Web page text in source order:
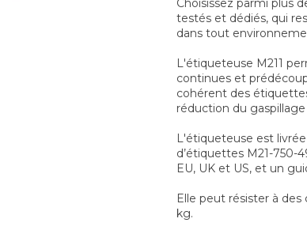
Choisissez parmi plus
testés et dédiés, qui
dans tout
L'étiqueteuse M211
continues et
cohérent des
réduction du
L'étiqueteuse est
d’étiquettes M21-750-
EU, UK et US, et un
Elle peut résister à des
kg.